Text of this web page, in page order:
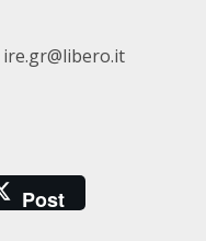
ire.gr@libero.it
Post